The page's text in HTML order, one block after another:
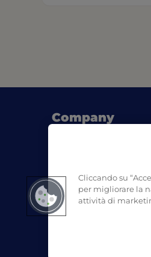
Company
Cliccando su
per migliorare la
attività di